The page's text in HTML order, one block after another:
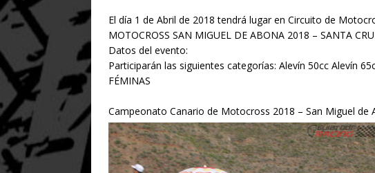
El día 1 de Abril de 2018 tendrá lugar en Circuito de
MOTOCROSS SAN MIGUEL DE ABONA 2018 – SANTA
Datos del evento:
Participarán las siguientes categorías: Alevín 50cc Alevín
FÉMINAS
Campeonato Canario de Motocross 2018 – San Miguel de